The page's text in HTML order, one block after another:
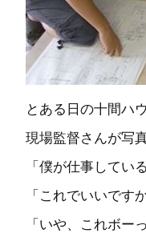
とある日の十間ハ
現場監督さんが写
「僕が仕事してい
「これでいいです
「いや、これボー